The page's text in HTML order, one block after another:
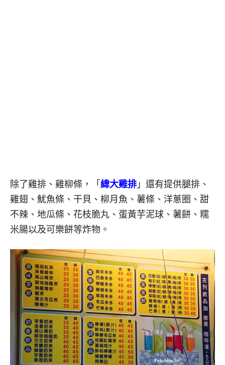
除了雞排、雞柳條，「 緯大雞排 」還有提供腿排、
雞翅、魷魚條、干貝、柳月魚、薯條、洋蔥圈、甜
不辣、地瓜條、花枝脆丸、蛋黃芋泥球、薯餅、糯
米腸以及可樂餅等炸物。